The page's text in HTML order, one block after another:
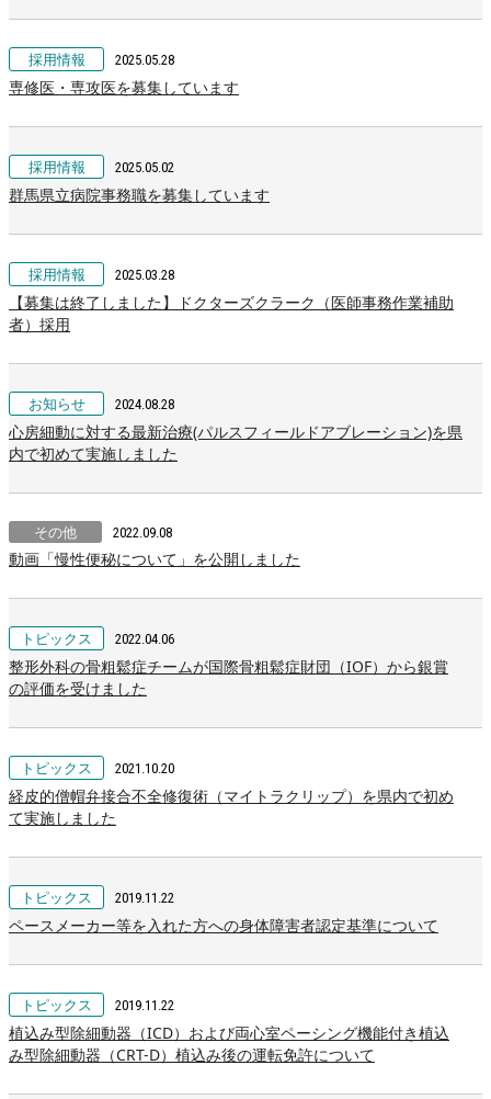
採用情報 2025.05.28
専修医・専攻医を募集しています
採用情報 2025.05.02
群馬県立病院事務職を募集しています
採用情報 2025.03.28
【募集は終了しました】ドクターズクラーク（医師事務作業補助
者）採用
お知らせ 2024.08.28
心房細動に対する最新治療(パルスフィールドアブレーション)を県
内で初めて実施しました
その他 2022.09.08
動画「慢性便秘について」を公開しました
トピックス 2022.04.06
整形外科の骨粗鬆症チームが国際骨粗鬆症財団（IOF）から銀賞
の評価を受けました
トピックス 2021.10.20
経皮的僧帽弁接合不全修復術（マイトラクリップ）を県内で初め
て実施しました
トピックス 2019.11.22
ペースメーカー等を入れた方への身体障害者認定基準について
トピックス 2019.11.22
植込み型除細動器（ICD）および両心室ペーシング機能付き植込
み型除細動器（CRT-D）植込み後の運転免許について